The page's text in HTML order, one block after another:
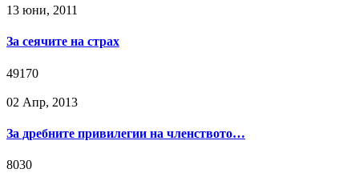
13 юни, 2011
За сеячите на страх
49170
02 Апр, 2013
За дребните привилегии на членството…
8030